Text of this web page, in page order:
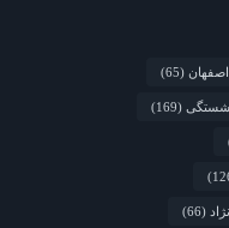
در سالمندی سالم
سالمندان در هفته
(65)
(169)
(66)